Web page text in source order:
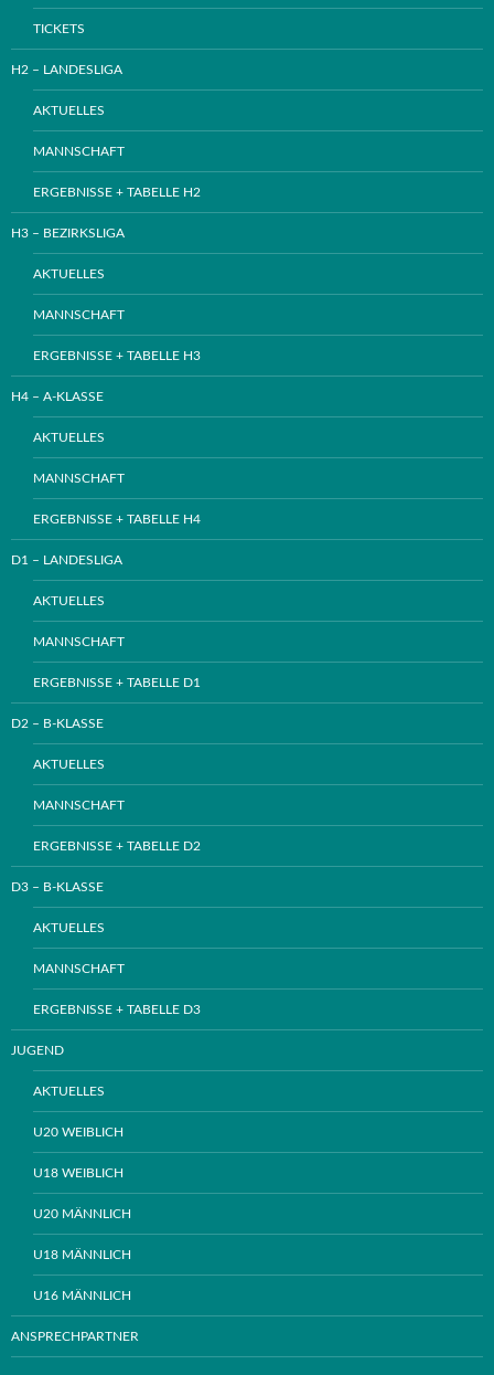
TICKETS
H2 – LANDESLIGA
AKTUELLES
MANNSCHAFT
ERGEBNISSE + TABELLE H2
H3 – BEZIRKSLIGA
AKTUELLES
MANNSCHAFT
ERGEBNISSE + TABELLE H3
H4 – A-KLASSE
AKTUELLES
MANNSCHAFT
ERGEBNISSE + TABELLE H4
D1 – LANDESLIGA
AKTUELLES
MANNSCHAFT
ERGEBNISSE + TABELLE D1
D2 – B-KLASSE
AKTUELLES
MANNSCHAFT
ERGEBNISSE + TABELLE D2
D3 – B-KLASSE
AKTUELLES
MANNSCHAFT
ERGEBNISSE + TABELLE D3
JUGEND
AKTUELLES
U20 WEIBLICH
U18 WEIBLICH
U20 MÄNNLICH
U18 MÄNNLICH
U16 MÄNNLICH
ANSPRECHPARTNER